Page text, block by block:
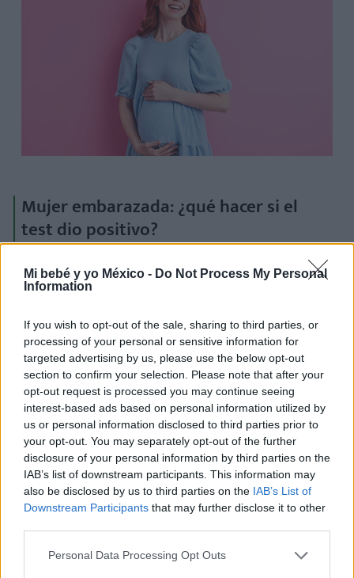
Mi bebé y yo México - Do Not Process My Personal
Information
If you wish to opt-out of the sale, sharing to third parties, or
processing of your personal or sensitive information for
targeted advertising by us, please use the below opt-out
section to confirm your selection. Please note that after your
opt-out request is processed you may continue seeing
interest-based ads based on personal information utilized by
us or personal information disclosed to third parties prior to
your opt-out. You may separately opt-out of the further
disclosure of your personal information by third parties on the
IAB’s list of downstream participants. This information may
also be disclosed by us to third parties on the IAB’s List of
Downstream Participants that may further disclose it to other
Personal Data Processing Opt Outs
Mujer embarazada: ¿qué hacer si el
test dio positivo?
Siel test de embarazo da un resultado positivo,lo
primero que debes hacer es sacar cita con la(el)
Esta cita se realiza entre la semana 6 y la
semana 9 de embarazo,siempre contando desde
la fecha de la última menstruación. Y es que
acudir antes es poco aconsejable, ya que
difícilmente el examen ecográfico podrá obtener
información útil del embrión, que aún es muy
pequeño.
Programa una cita en tu centro atención
primaria, con la(el) ginecóloga(o) que te asignen.
También puedes hacerlo con tu médico de
cabecera, quien te indicará todos los pasos que